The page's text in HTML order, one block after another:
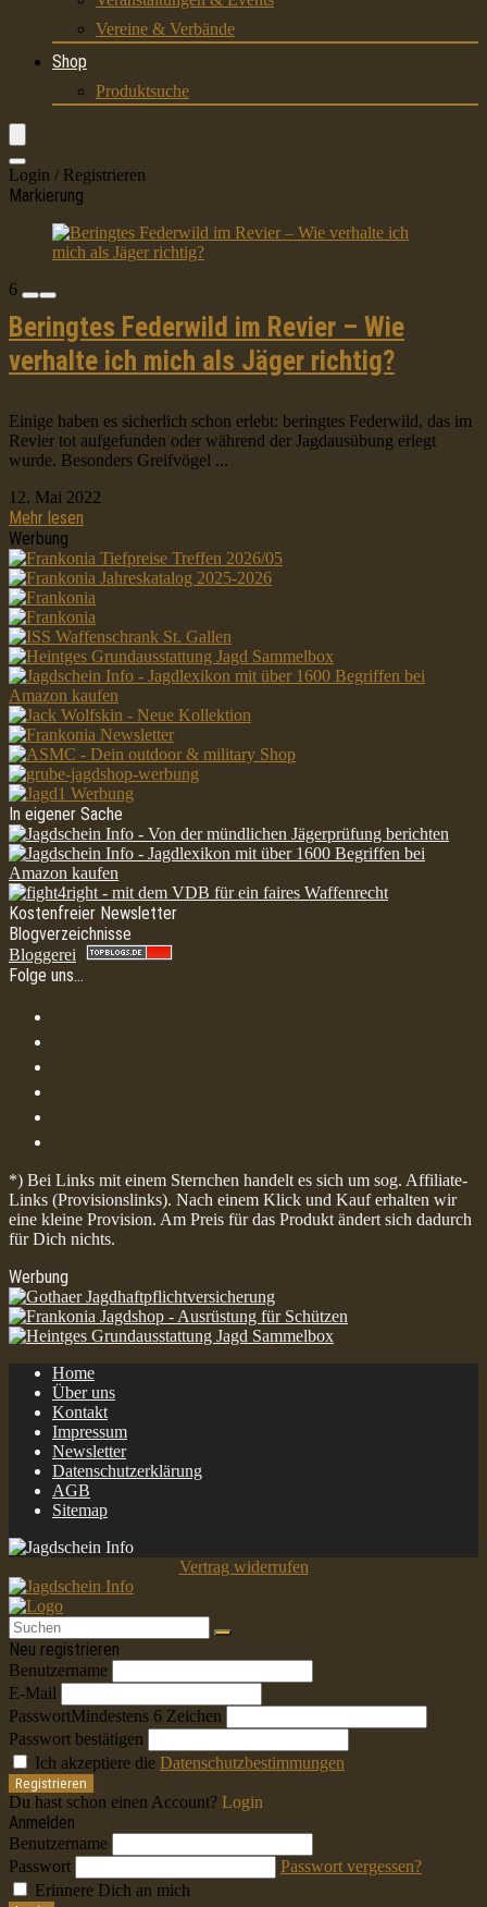
Vereine & Verbände
Shop
Produktsuche
Login / Registrieren
Markierung
6
Beringtes Federwild im Revier – Wie
verhalte ich mich als Jäger richtig?
Einige haben es sicherlich schon erlebt: beringtes Federwild, das im
Revier tot aufgefunden oder während der Jagdausübung erlegt
wurde. Besonders Greifvögel ...
12. Mai 2022
Mehr lesen
Werbung
In eigener Sache
Kostenfreier Newsletter
Blogverzeichnisse
Bloggerei
Folge uns…
*) Bei Links mit einem Sternchen handelt es sich um sog. Affiliate-
Links (Provisionslinks). Nach einem Klick und Kauf erhalten wir
eine kleine Provision. Am Preis für das Produkt ändert sich dadurch
für Dich nichts.
Werbung
Home
Über uns
Kontakt
Impressum
Newsletter
Datenschutzerklärung
AGB
Sitemap
Vertrag widerrufen
Neu registrieren
Benutzername
E-Mail
PasswortMindestens 6 Zeichen
Passwort bestätigen
Ich akzeptiere die Datenschutzbestimmungen
Registrieren
Du hast schon einen Account? Login
Anmelden
Benutzername
Passwort
Passwort vergessen?
Erinnere Dich an mich